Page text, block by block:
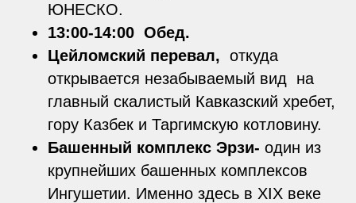
ЮНЕСКО.
13:00-14:00 Обед.
Цейломский перевал, откуда
открывается незабываемый вид на
главный скалистый Кавказский хребет,
гору Казбек и Таргимскую котловину.
Башенный комплекс Эрзи- один из
крупнейших башенных комплексов
Ингушетии. Именно здесь в XIX веке